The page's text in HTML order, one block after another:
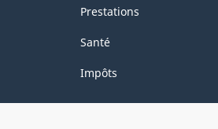
Prestations
Santé
Impôts